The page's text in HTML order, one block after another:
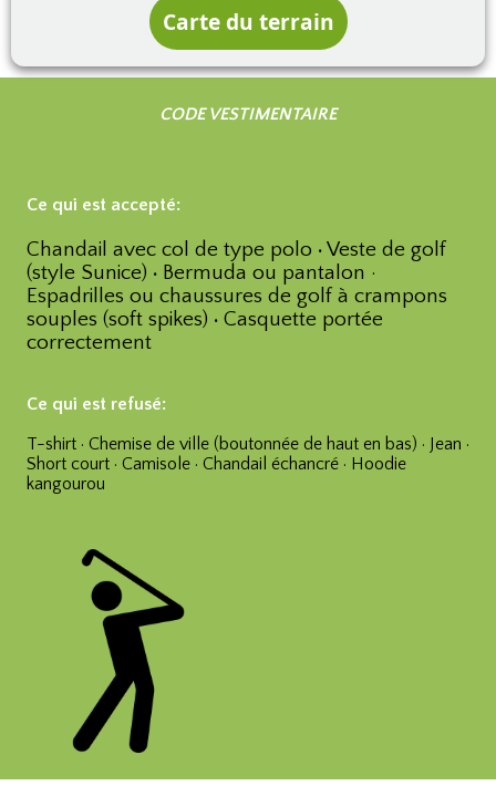
Carte du terrain
CODE VESTIMENTAIRE
Ce qui est accepté:
Chandail avec col de type polo ·Veste de golf
(style Sunice) · Bermuda ou pantalon ·
Espadrilles ou chaussures de golf à crampons
souples (soft spikes) · Casquette portée
correctement
Ce qui est refusé:
T-shirt · Chemise de ville (boutonnée de haut en bas) · Jean ·
Short court · Camisole · Chandail échancré · Hoodie
kangourou